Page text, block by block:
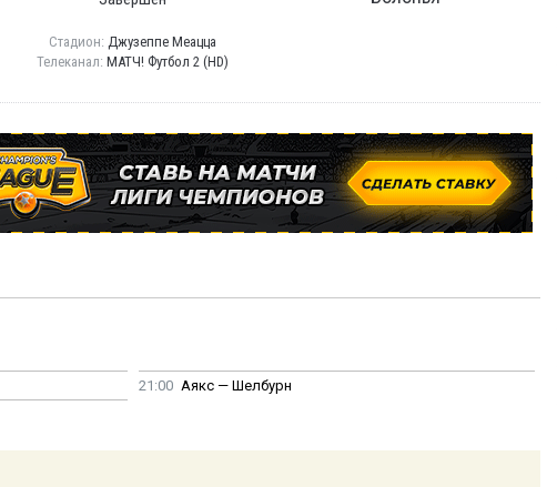
Стадион: Джузеппе Меацца
Телеканал: МАТЧ! Футбол 2 (HD)
21:00 Аякс — Шелбурн